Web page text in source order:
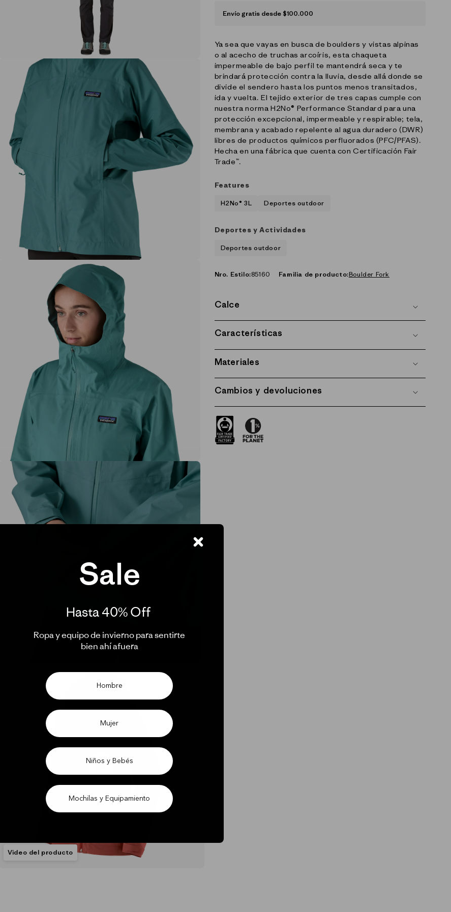
Video del producto
Envío gratis desde $100.000
Ya sea que vayas en busca de boulders y vistas alpinas
o al acecho de truchas arcoíris, esta chaqueta
impermeable de bajo perfil te mantendrá seca y te
brindará protección contra la lluvia, desde allá donde se
divide el sendero hasta los puntos menos transitados,
ida y vuelta. El tejido exterior de tres capas cumple con
nuestra norma H2No® Performance Standard para una
protección excepcional, impermeable y respirable; tela,
membrana y acabado repelente al agua duradero (DWR)
libres de productos químicos perfluorados (PFC/PFAS).
Hecha en una fábrica que cuenta con Certificación Fair
Trade™.
Features
H2No® 3L Deportes outdoor
Deportes y Actividades
Deportes outdoor
Nro. Estilo:85160 Familia de producto:Boulder Fork
Calce
Características
Materiales
Cambios y devoluciones
Sale
Hasta 40% Off ​
Ropa y equipo de invierno para sentirte
bien ahí afuera​
Hombre
Mujer
Niños y Bebés
Mochilas y Equipamiento